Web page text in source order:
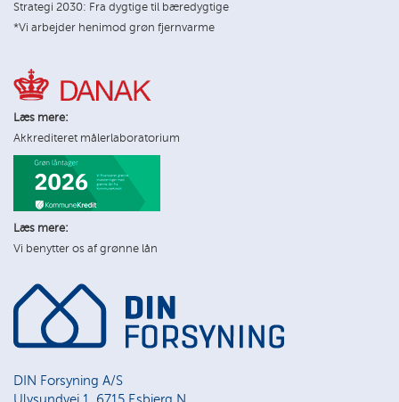
Strategi 2030: Fra dygtige til bæredygtige
*Vi arbejder henimod grøn fjernvarme
Læs mere:
Akkrediteret målerlaboratorium
Læs mere:
Vi benytter os af grønne lån
DIN Forsyning A/S